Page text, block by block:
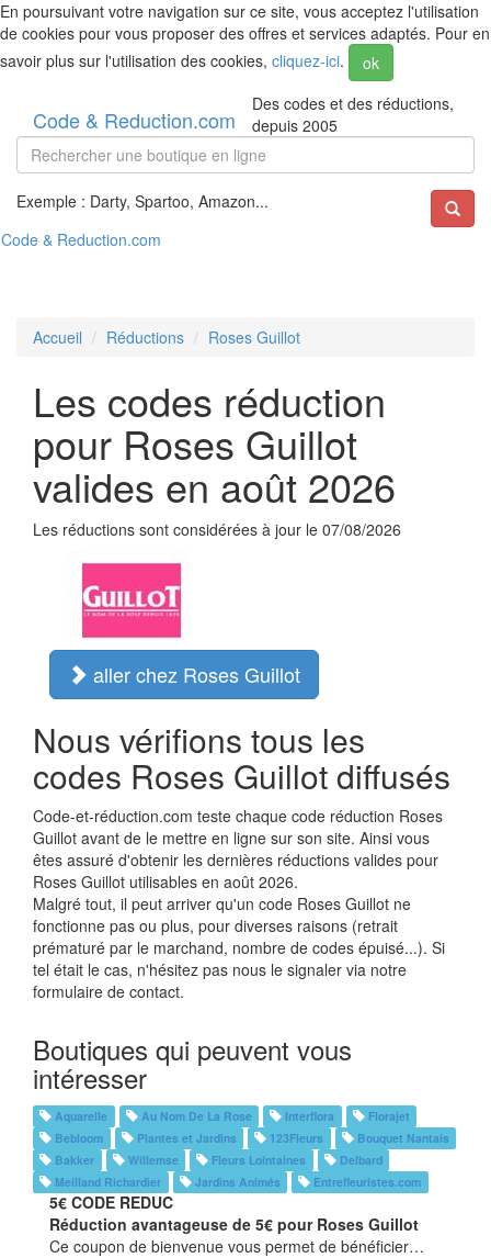
En poursuivant votre navigation sur ce site, vous acceptez l'utilisation
de cookies pour vous proposer des offres et services adaptés. Pour en
savoir plus sur l'utilisation des cookies, cliquez-ici. ok
Code & Reduction.com
Des codes et des réductions,
depuis 2005
Exemple : Darty, Spartoo, Amazon...
Code & Reduction.com
Accueil Réductions Roses Guillot
Les codes réduction
pour Roses Guillot
valides en août 2026
Les réductions sont considérées à jour le 07/08/2026
aller chez Roses Guillot
Nous vérifions tous les
codes Roses Guillot diffusés
Code-et-réduction.com teste chaque code réduction Roses
Guillot avant de le mettre en ligne sur son site. Ainsi vous
êtes assuré d'obtenir les dernières réductions valides pour
Roses Guillot utilisables en août 2026.
Malgré tout, il peut arriver qu'un code Roses Guillot ne
fonctionne pas ou plus, pour diverses raisons (retrait
prématuré par le marchand, nombre de codes épuisé...). Si
tel était le cas, n'hésitez pas nous le signaler via notre
formulaire de contact.
Boutiques qui peuvent vous
intéresser
Aquarelle Au Nom De La Rose Interflora
Florajet
Bebloom
Plantes et Jardins 123Fleurs
Bouquet Nantais
Bakker
Willemse Fleurs Lointaines
Delbard
Meilland Richardier
Jardins Animés Entrefleuristes.com
5€ CODE REDUC
Réduction avantageuse de 5€ pour Roses Guillot
Ce coupon de bienvenue vous permet de bénéficier…